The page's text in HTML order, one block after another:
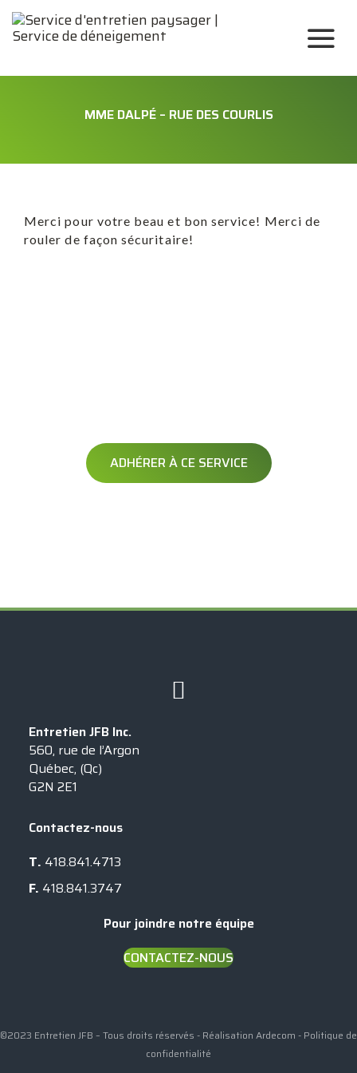
MME DALPÉ – RUE DES COURLIS
Merci pour votre beau et bon service! Merci de
rouler de façon sécuritaire!
ADHÉRER À CE SERVICE
Entretien JFB Inc.
560, rue de l’Argon
Québec, (Qc)
G2N 2E1
Contactez-nous
T. 418.841.4713
F. 418.841.3747
Pour joindre notre équipe
CONTACTEZ-NOUS
©2023 Entretien JFB – Tous droits réservés - Réalisation Ardecom - Politique de
confidentialité